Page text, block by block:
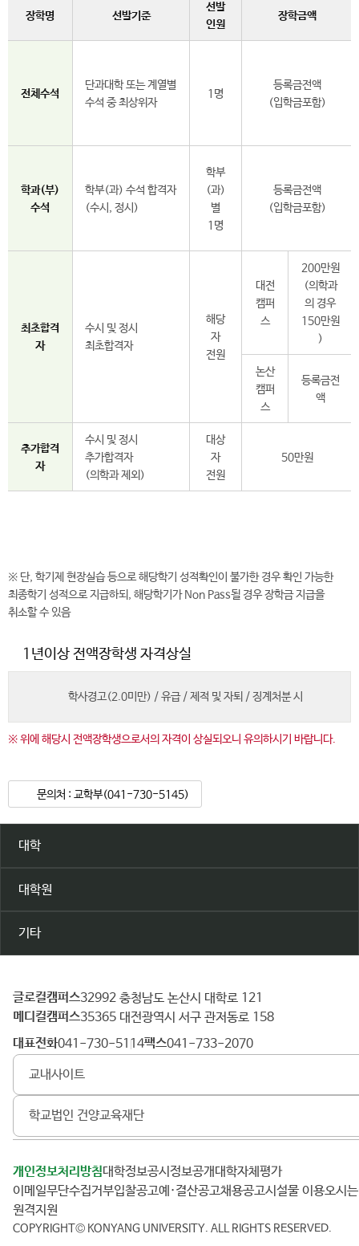
장학명 선발기준
선발
인원
장학금액
전체수석
단과대학 또는 계열별
수석 중 최상위자
1명
등록금전액
(입학금포함)
학과(부)
수석
학부(과) 수석 합격자
(수시, 정시)
학부
(과)
별
1명
등록금전액
(입학금포함)
최초합격
자
수시 및 정시
최초합격자
해당
자
전원
대전
캠퍼
스
200만원
(의학과
의 경우
150만원
)
논산
캠퍼
스
등록금전
액
추가합격
자
수시 및 정시
추가합격자
(의학과 제외)
대상
자
전원
50만원
※ 단, 학기제 현장실습 등으로 해당학기 성적확인이 불가한 경우 확인 가능한
최종학기 성적으로 지급하되, 해당학기가 Non Pass될 경우 장학금 지급을
취소할 수 있음
1년이상 전액장학생 자격상실
학사경고(2.0미만) / 유급 / 제적 및 자퇴 / 징계처분 시
※ 위에 해당시 전액장학생으로서의 자격이 상실되오니 유의하시기 바랍니다.
문의처 : 교학부(041-730-5145)
대학
대학원
기타
건
양
대
학
글로컬캠퍼스 32992 충청남도 논산시 대학로 121
메디컬캠퍼스 35365 대전광역시 서구 관저동로 158
대표전화 041-730-5114 팩스 041-733-2070
교내사이트
학교법인 건양교육재단
개인정보처리방침 대학정보공시 정보공개
대학자체평가
이메일무단수집거부
입찰공고 예·결산공고 채용공고 시설물 이용
오시
원격지원
COPYRIGHT© KONYANG UNIVERSITY. ALL RIGHTS RESERVED.